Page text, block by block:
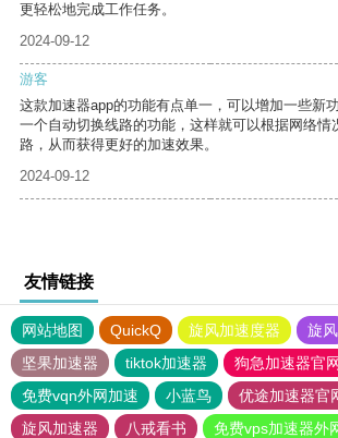
更轻松地完成工作任务。
2024-09-12
游客
这款加速器app的功能有点单一，可以增加一些新
一个自动切换线路的功能，这样就可以根据网络情
路，从而获得更好的加速效果。
2024-09-12
友情链接
网站地图 QuickQ 旋风加速度器 旋风
坚果加速器
tiktok加速器
狗急加速器官网
免费vqn外网加速
小蓝鸟 优途加速器官
旋风加速器
八戒看书
免费vps加速器外